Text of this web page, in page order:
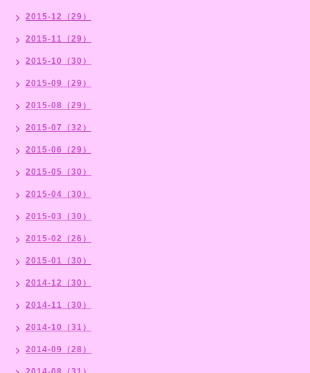
2015-12（29）
2015-11（29）
2015-10（30）
2015-09（29）
2015-08（29）
2015-07（32）
2015-06（29）
2015-05（30）
2015-04（30）
2015-03（30）
2015-02（26）
2015-01（30）
2014-12（30）
2014-11（30）
2014-10（31）
2014-09（28）